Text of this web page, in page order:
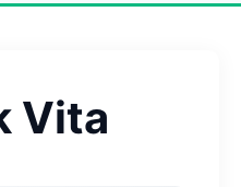
Vita